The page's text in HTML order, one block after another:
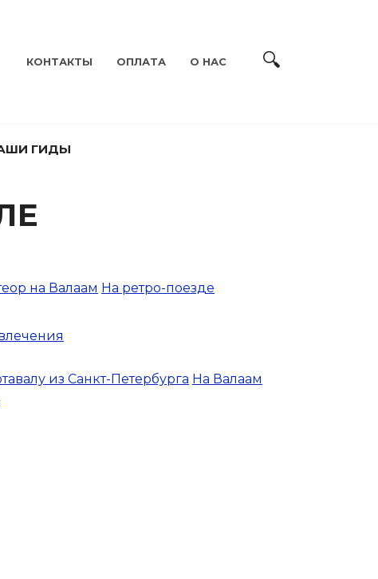
КОНТАКТЫ ОПЛАТА О НАС
ГИДЫ
на Валаам На ретро-поезде
из Санкт-Петербурга На Валаам